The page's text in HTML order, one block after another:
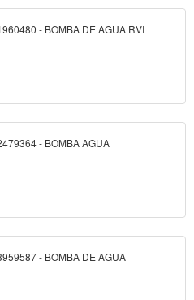
- BOMBA DE AGUA RVI
- BOMBA AGUA
- BOMBA DE AGUA